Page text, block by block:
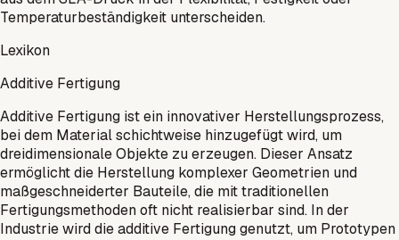
Temperaturbeständigkeit unterscheiden.
Lexikon
Additive Fertigung
Additive Fertigung ist ein innovativer Herstellungsprozess,
bei dem Material schichtweise hinzugefügt wird, um
dreidimensionale Objekte zu erzeugen. Dieser Ansatz
ermöglicht die Herstellung komplexer Geometrien und
maßgeschneiderter Bauteile, die mit traditionellen
Fertigungsmethoden oft nicht realisierbar sind. In der
Industrie wird die additive Fertigung genutzt, um Prototypen